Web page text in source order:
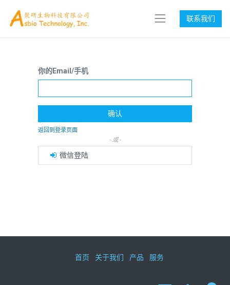
联系我们
你的Email/手机
确认
返回到登录页面
- 或 -
微信登陆
首页 关于我们 产品 服务